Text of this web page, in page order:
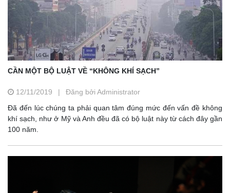
CẦN MỘT BỘ LUẬT VỀ “KHÔNG KHÍ SẠCH”
12/11/2019 | Đăng bởi Administrator
Đã đến lúc chúng ta phải quan tâm đúng mức đến vấn đề không
khí sạch, như ở Mỹ và Anh đều đã có bộ luật này từ cách đây gần
100 năm.